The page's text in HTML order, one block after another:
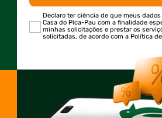
Declaro ter ciência de que meus
Casa do Pica-Pau com a finalidade
minhas solicitações e prestar os
solicitadas, de acordo com a Política